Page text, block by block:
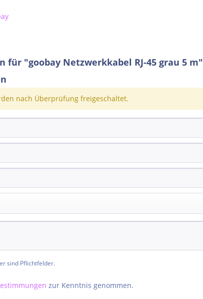
für "goobay Netzwerkkabel RJ-45 grau 5 m"
nach Überprüfung freigeschaltet.
sind Pflichtfelder.
zur Kenntnis genommen.